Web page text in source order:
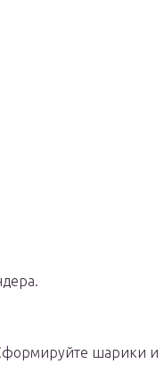
шарики и